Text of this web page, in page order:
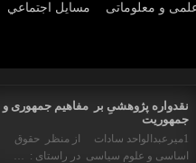
مسايل اجتماعي و معلوماتی
نقدواره پژوهشیِ بر مفاهیم جمهوری و
جمهوریت
1میرعبدالواحد سادات از منظر حقوق
اساسی و علوم سیاسی در راستای : …